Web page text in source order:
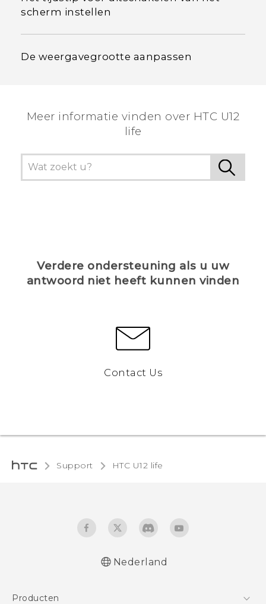
scherm instellen
De weergavegrootte aanpassen
Meer informatie vinden over HTC U12
life
Verdere ondersteuning als u uw
antwoord niet heeft kunnen vinden
Contact Us
Support HTC U12 life‎
Nederlands - Gebruikershandleiding
Nederland
Producten